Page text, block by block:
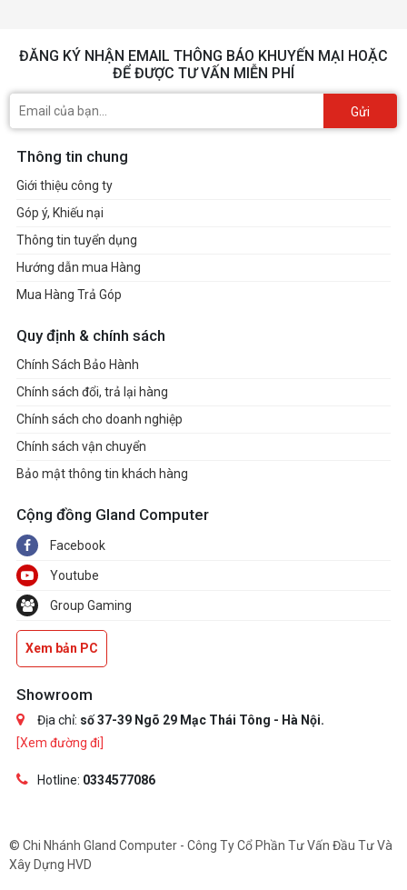
ĐĂNG KÝ NHẬN EMAIL THÔNG BÁO KHUYẾN MẠI HOẶC
ĐỂ ĐƯỢC TƯ VẤN MIỄN PHÍ
Gửi
Thông tin chung
Giới thiệu công ty
Góp ý, Khiếu nại
Thông tin tuyển dụng
Hướng dẫn mua Hàng
Mua Hàng Trả Góp
Quy định & chính sách
Chính Sách Bảo Hành
Chính sách đổi, trả lại hàng
Chính sách cho doanh nghiệp
Chính sách vận chuyển
Bảo mật thông tin khách hàng
Cộng đồng Gland Computer
Facebook
Youtube
Group Gaming
Xem bản PC
Showroom
Địa chỉ: số 37-39 Ngõ 29 Mạc Thái Tông - Hà Nội.
[Xem đường đi]
Hotline: 0334577086
© Chi Nhánh Gland Computer - Công Ty Cổ Phần Tư Vấn Đầu Tư Và
Xây Dựng HVD